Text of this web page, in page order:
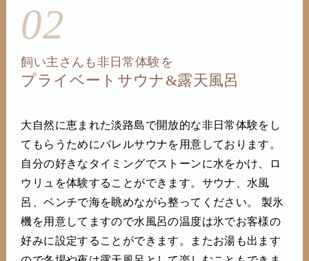
02
飼い主さんも非日常体験を
プライベートサウナ&露天風呂
大自然に恵まれた淡路島で開放的な非日常体験をし
てもらうためにバレルサウナを用意しております。
自分の好きなタイミングでストーンに水をかけ、ロ
ウリュを体験することができます。サウナ、水風
呂、ベンチで海を眺めながら整ってください。 製氷
機を用意してますので水風呂の温度は氷でお客様の
好みに設定することができます。またお湯も出ます